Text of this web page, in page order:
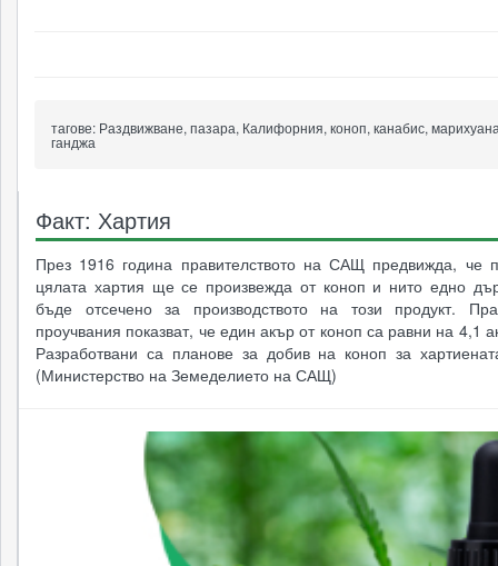
тагове: Раздвижване, пазара, Калифорния, коноп, канабис,
ганджа
Факт: Хартия
През 1916 година правителството на САЩ предвижда, че
цялата хартия ще се произвежда от коноп и нито едно
бъде отсечено за производството на този продукт.
проучвания показват, че един акър от коноп са равни на 4,1
Разработвани са планове за добив на коноп за
(Министерство на Земеделието на САЩ)